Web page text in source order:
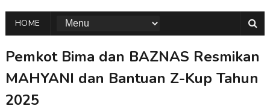
HOME
Pemkot Bima dan BAZNAS Resmikan
MAHYANI dan Bantuan Z-Kup Tahun
2025